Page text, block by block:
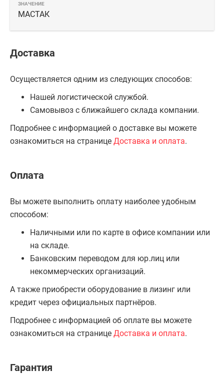
МАСТАК
Доставка
Осуществляется одним из следующих способов:
Нашей логистической службой.
Самовывоз с ближайшего склада компании.
Подробнее с информацией о доставке вы можете
ознакомиться на странице Доставка и оплата.
Оплата
Вы можете выполнить оплату наиболее удобным
способом:
Наличными или по карте в офисе компании или
на складе.
Банковским переводом для юр.лиц или
некоммерческих организаций.
А также приобрести оборудование в лизинг или
кредит через официальных партнёров.
Подробнее с информацией об оплате вы можете
ознакомиться на странице Доставка и оплата.
Гарантия